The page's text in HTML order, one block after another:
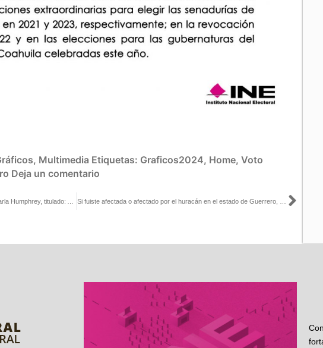
, Multimedia Etiquetas: Graficos2024, Home, Voto
Deja un comentario
El Universal publica artículo de la consejera Carla Humphrey, titulado: Aumento del financiamiento y tiempos de radios y televisión para mujeres candidatas Si fuiste afectada o afectado por el huracán en el estado de Guerrero, el INE facilita la recuperación inmediata de tu Credencial para Votar solo con tu huella digital